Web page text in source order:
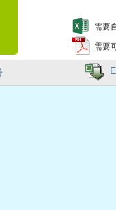
需要
需要